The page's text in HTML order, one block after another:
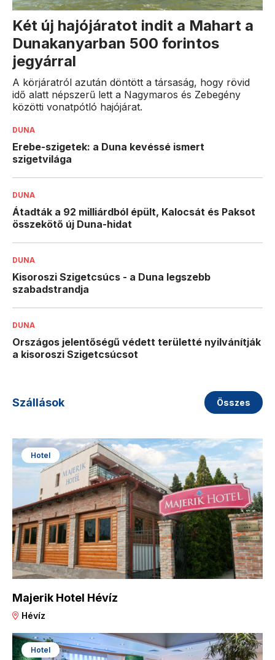
Két új hajójáratot indit a Mahart a
Dunakanyarban 500 forintos
jegyárral
A körjáratról azután döntött a társaság, hogy rövid
idő alatt népszerű lett a Nagymaros és Zebegény
közötti vonatpótló hajójárat.
DUNA
Erebe-szigetek: a Duna kevéssé ismert
szigetvilága
DUNA
Átadták a 92 milliárdból épült, Kalocsát és Paksot
összekötő új Duna-hidat
DUNA
Kisoroszi Szigetcsúcs - a Duna legszebb
szabadstrandja
DUNA
Országos jelentőségű védett területté nyilvánítják
a kisoroszi Szigetcsúcsot
Szállások Összes
Hotel
Majerik Hotel Hévíz
Hévíz
Hotel